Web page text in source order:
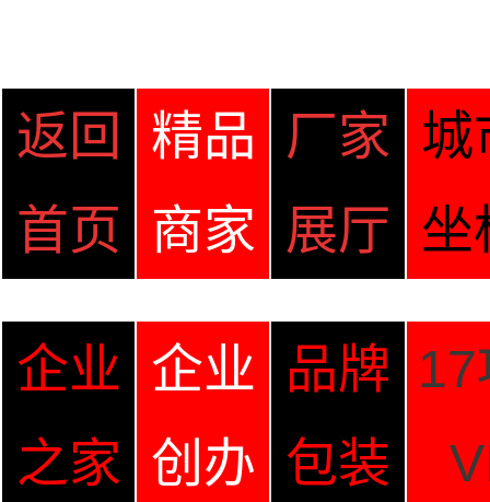
返回
首页
精品
商家
厂家
展厅
城
坐
企业
之家
企业
创办
品牌
包装
17